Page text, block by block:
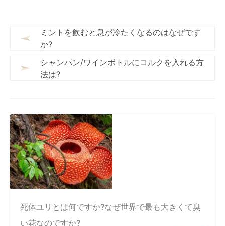
ミントを飲むと息が冷たくなるのはなぜです
か?
シャンパン/ワインボトルにコルクを入れる方
法は?
死体ユリとは何ですか?なぜ世界で最も大きくて臭
い花なのですか?